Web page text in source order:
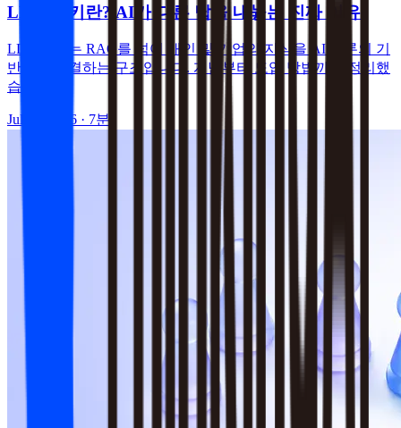
LLM 위키란? AI가 다른 답을 내놓는 진짜 이유
LLM Wiki는 RAG를 넘어 개인 및 기업의 지식을 AI 추론의 기
반으로 연결하는 구조입니다. 개념부터 도입 방법까지 정리했
습니다.
Jul 10, 2026 · 7분